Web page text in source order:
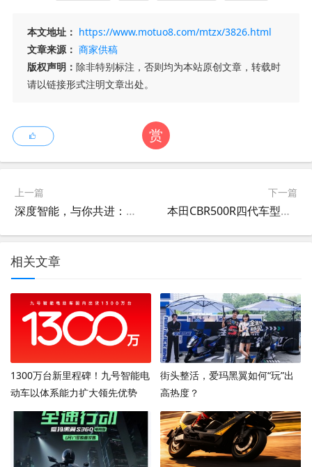
本文地址： https://www.motuo8.com/mtzx/3826.html
文章来源： 商家供稿
版权声明： 除非特别标注，否则均为本站原创文章，转载时
请以链接形式注明文章出处。
赏
上一篇
深度智能，与你共进：霓星AI电摩正式发布，开启城市骑行新纪元
下一篇
本田CBR500R四代车型规格首次揭晓
相关文章
1300万台新里程碑！九号智能电
动车以体系能力扩大领先优势
街头整活，爱玛黑翼如何“玩”出
高热度？